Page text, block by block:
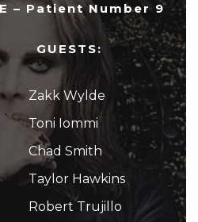
– Patient Number 9
GUESTS:
Zakk Wylde
Toni Iommi
Chad Smith
Taylor Hawkins
Robert Trujillo